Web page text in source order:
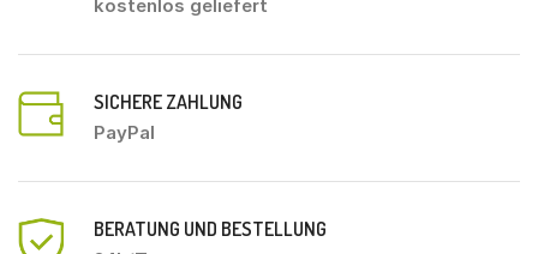
kostenlos geliefert
SICHERE ZAHLUNG
PayPal
BERATUNG UND BESTELLUNG